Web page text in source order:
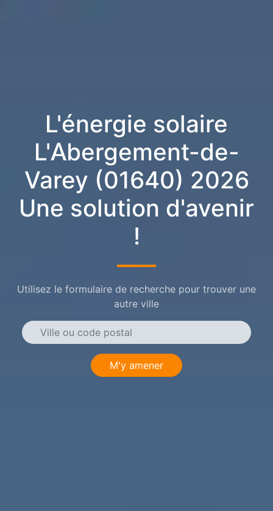
L'énergie solaire
L'Abergement-de-
Varey (01640) 2026
Une solution d'avenir
!
Utilisez le formulaire de recherche pour trouver une
autre ville
M'y amener